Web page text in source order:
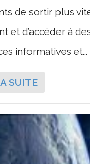
de sortir plus
et d’accéder à
informatives et...
SUITE